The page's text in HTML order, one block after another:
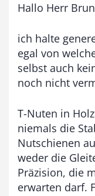
Hallo Herr
ich halte
egal von
selbst auch
noch nicht
T-Nuten in
niemals die
Nutschienen
weder die
Präzision, die
erwarten darf.